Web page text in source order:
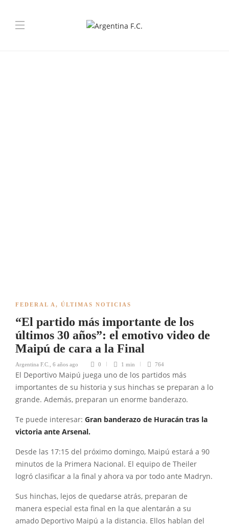
FEDERAL A , ÚLTIMAS NOTICIAS
“El partido más importante de los
últimos 30 años”: el emotivo video de
Maipú de cara a la Final
Argentina F.C. 6 años ago 0 1 min 764
El Deportivo Maipú juega uno de los partidos más
importantes de su historia y sus hinchas se preparan a lo
grande. Además, preparan un enorme banderazo.
Te puede interesar: Gran banderazo de Huracán tras la
victoria ante Arsenal.
Desde las 17:15 del próximo domingo, Maipú estará a 90
minutos de la Primera Nacional. El equipo de Theiler
logró clasificar a la final y ahora va por todo ante Madryn.
Sus hinchas, lejos de quedarse atrás, preparan de
manera especial esta final en la que alentarán a su
amado Deportivo Maipú a la distancia. Ellos hablan del